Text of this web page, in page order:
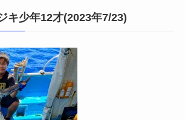
キ少年12才(2023年7/23)